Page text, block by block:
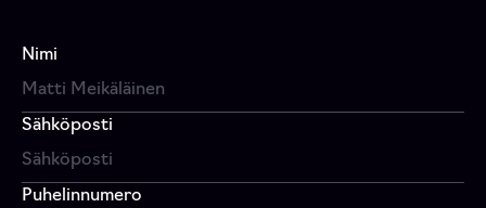
Nimi
Sähköposti
Puhelinnumero